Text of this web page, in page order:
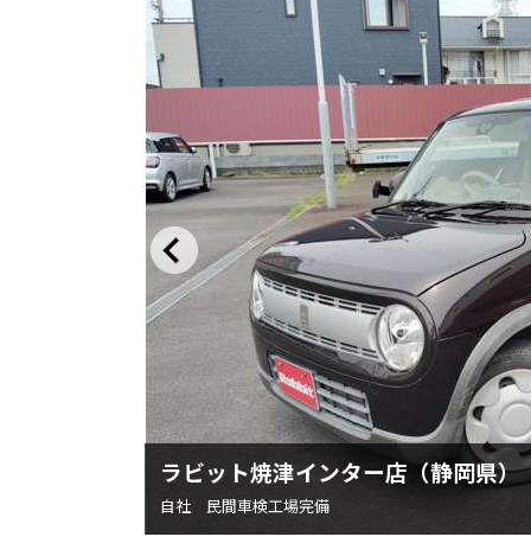
ラビット焼津インター店（静岡県）
自社 民間車検工場完備